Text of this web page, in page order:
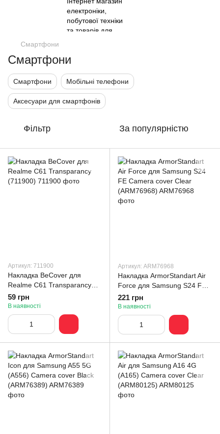
Смартфони
Смартфони
Смартфони Мобільні телефони
Аксесуари для смартфонів
Фільтр За популярністю
Артикул: 711900
Накладка BeCover для
Realme C61 Transparancy
(711900)
59 грн
В наявності
Артикул: ARM76968
Накладка ArmorStandart Air
Force для Samsung S24 FE
Camera cover Clear
(ARM76968)
221 грн
В наявності